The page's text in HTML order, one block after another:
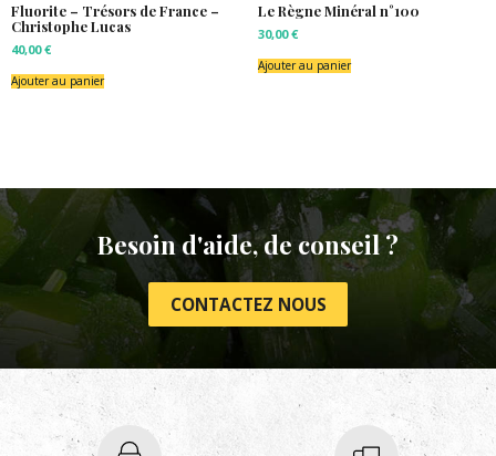
Fluorite – Trésors de France –
Christophe Lucas
40,00€
Ajouter au panier
Le Règne Minéral n°100
30,00€
Ajouter au panier
Besoin d'aide, de conseil ?
CONTACTEZ NOUS